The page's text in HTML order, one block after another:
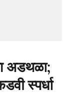
अडथळा;
स्पर्धा